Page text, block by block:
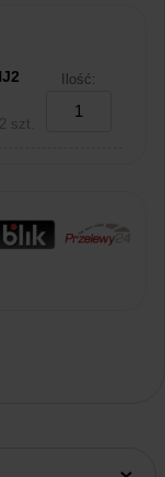
szt.
Ilość: